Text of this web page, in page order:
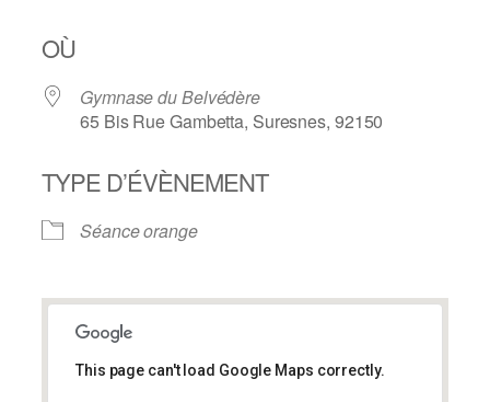
OÙ
Gymnase du Belvédère
65 Bis Rue Gambetta, Suresnes, 92150
TYPE D’ÉVÈNEMENT
Séance orange
This page can't load Google Maps correctly.